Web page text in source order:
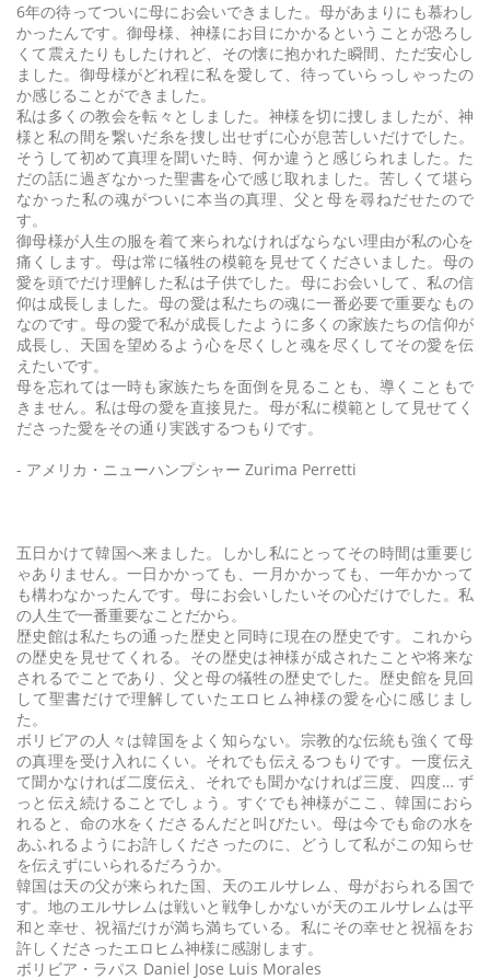
6年の待ってついに母にお会いできました。母があまりにも慕わし
かったんです。御母様、神様にお目にかかるということが恐ろし
くて震えたりもしたけれど、その懐に抱かれた瞬間、ただ安心し
ました。御母様がどれ程に私を愛して、待っていらっしゃったの
か感じることができました。
私は多くの教会を転々としました。神様を切に捜しましたが、神
様と私の間を繋いだ糸を捜し出せずに心が息苦しいだけでした。
そうして初めて真理を聞いた時、何か違うと感じられました。た
だの話に過ぎなかった聖書を心で感じ取れました。苦しくて堪ら
なかった私の魂がついに本当の真理、父と母を尋ねだせたので
す。
御母様が人生の服を着て来られなければならない理由が私の心を
痛くします。母は常に犠牲の模範を見せてくださいました。母の
愛を頭でだけ理解した私は子供でした。母にお会いして、私の信
仰は成長しました。母の愛は私たちの魂に一番必要で重要なもの
なのです。母の愛で私が成長したように多くの家族たちの信仰が
成長し、天国を望めるよう心を尽くしと魂を尽くしてその愛を伝
えたいです。
母を忘れては一時も家族たちを面倒を見ることも、導くこともで
きません。私は母の愛を直接見た。母が私に模範として見せてく
ださった愛をその通り実践するつもりです。
- アメリカ・ニューハンプシャー Zurima Perretti
五日かけて韓国へ来ました。しかし私にとってその時間は重要じ
ゃありません。一日かかっても、一月かかっても、一年かかって
も構わなかったんです。母にお会いしたいその心だけでした。私
の人生で一番重要なことだから。
歴史館は私たちの通った歴史と同時に現在の歴史です。これから
の歴史を見せてくれる。その歴史は神様が成されたことや将来な
されるでことであり、父と母の犠牲の歴史でした。歴史館を見回
して聖書だけで理解していたエロヒム神様の愛を心に感じまし
た。
ボリビアの人々は韓国をよく知らない。宗教的な伝統も強くて母
の真理を受け入れにくい。それでも伝えるつもりです。一度伝え
て聞かなければ二度伝え、それでも聞かなければ三度、四度… ず
っと伝え続けることでしょう。すぐでも神様がここ、韓国におら
れると、命の水をくださるんだと叫びたい。母は今でも命の水を
あふれるようにお許しくださったのに、どうして私がこの知らせ
を伝えずにいられるだろうか。
韓国は天の父が来られた国、天のエルサレム、母がおられる国で
す。地のエルサレムは戦いと戦争しかないが天のエルサレムは平
和と幸せ、祝福だけが満ち満ちている。私にその幸せと祝福をお
許しくださったエロヒム神様に感謝します。
ボリビア・ラパス Daniel Jose Luis Morales